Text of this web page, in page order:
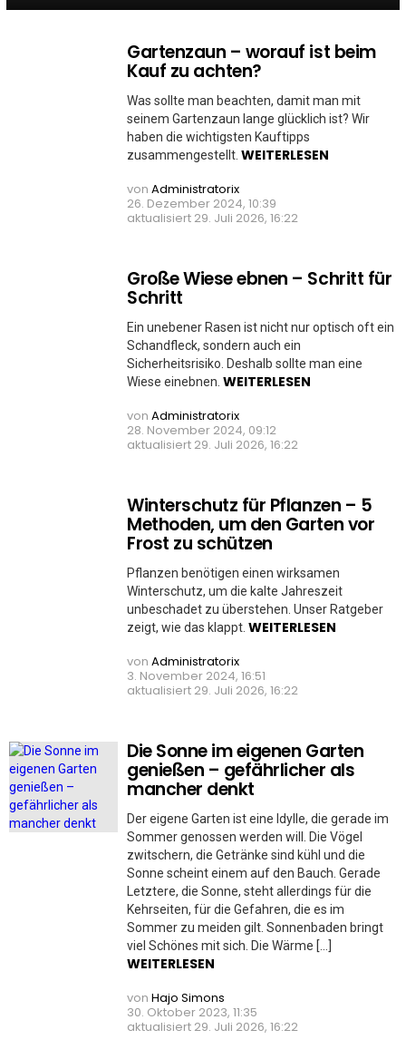
Gartenzaun – worauf ist beim
Kauf zu achten?
Was sollte man beachten, damit man mit
seinem Gartenzaun lange glücklich ist? Wir
haben die wichtigsten Kauftipps
zusammengestellt. WEITERLESEN
von Administratorix
26. Dezember 2024, 10:39
aktualisiert 29. Juli 2026, 16:22
Große Wiese ebnen – Schritt für
Schritt
Ein unebener Rasen ist nicht nur optisch oft ein
Schandfleck, sondern auch ein
Sicherheitsrisiko. Deshalb sollte man eine
Wiese einebnen. WEITERLESEN
von Administratorix
28. November 2024, 09:12
aktualisiert 29. Juli 2026, 16:22
Winterschutz für Pflanzen – 5
Methoden, um den Garten vor
Frost zu schützen
Pflanzen benötigen einen wirksamen
Winterschutz, um die kalte Jahreszeit
unbeschadet zu überstehen. Unser Ratgeber
zeigt, wie das klappt. WEITERLESEN
von Administratorix
3. November 2024, 16:51
aktualisiert 29. Juli 2026, 16:22
Die Sonne im eigenen Garten
genießen – gefährlicher als
mancher denkt
Der eigene Garten ist eine Idylle, die gerade im
Sommer genossen werden will. Die Vögel
zwitschern, die Getränke sind kühl und die
Sonne scheint einem auf den Bauch. Gerade
Letztere, die Sonne, steht allerdings für die
Kehrseiten, für die Gefahren, die es im
Sommer zu meiden gilt. Sonnenbaden bringt
viel Schönes mit sich. Die Wärme […]
WEITERLESEN
von Hajo Simons
30. Oktober 2023, 11:35
aktualisiert 29. Juli 2026, 16:22